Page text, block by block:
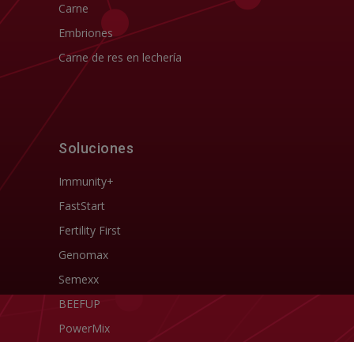
Carne
Embriones
Carne de res en lechería
Soluciones
Immunity+
FastStart
Fertility First
Genomax
Semexx
BEEFUP
PowerMix